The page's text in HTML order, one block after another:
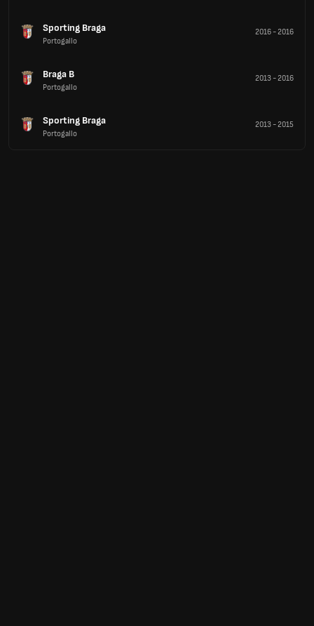
Sporting Braga
Portogallo
2016-2016
Braga B
Portogallo
2013-2016
Sporting Braga
Portogallo
2013-2015